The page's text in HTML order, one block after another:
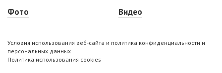
Фото
Видео
Условия использования веб-сайта и политика конфиденциальности и
персональных данных
Политика использования cookies